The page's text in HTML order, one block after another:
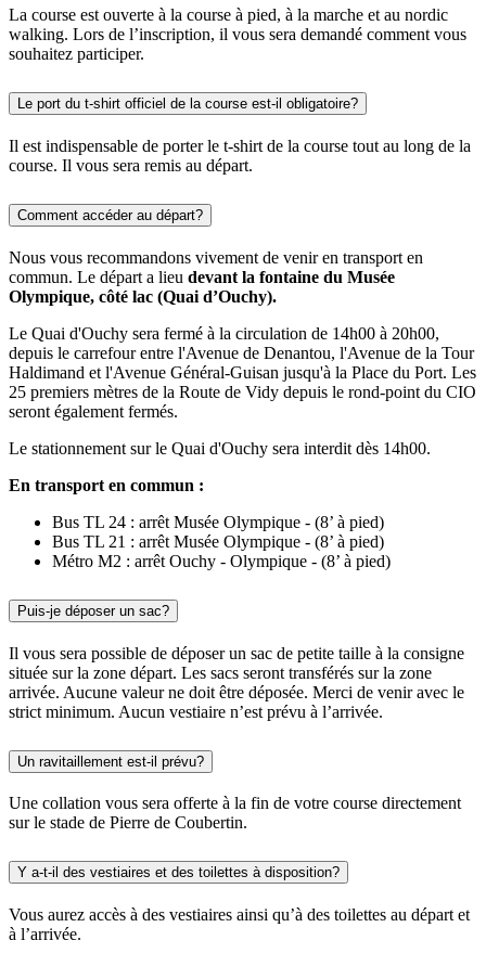
La course est ouverte à la course à pied, à la marche et au nordic
walking. Lors de l’inscription, il vous sera demandé comment vous
souhaitez participer.
Le port du t-shirt officiel de la course est-il obligatoire?
Il est indispensable de porter le t-shirt de la course tout au long de la
course. Il vous sera remis au départ.
Comment accéder au départ?
Nous vous recommandons vivement de venir en transport en
commun. Le départ a lieu devant la fontaine du Musée
Olympique, côté lac (Quai d’Ouchy).
Le Quai d'Ouchy sera fermé à la circulation de 14h00 à 20h00,
depuis le carrefour entre l'Avenue de Denantou, l'Avenue de la Tour
Haldimand et l'Avenue Général-Guisan jusqu'à la Place du Port. Les
25 premiers mètres de la Route de Vidy depuis le rond-point du CIO
seront également fermés.
Le stationnement sur le Quai d'Ouchy sera interdit dès 14h00.
En transport en commun :
Bus TL 24 : arrêt Musée Olympique - (8’ à pied)
Bus TL 21 : arrêt Musée Olympique - (8’ à pied)
Métro M2 : arrêt Ouchy - Olympique - (8’ à pied)
Puis-je déposer un sac?
Il vous sera possible de déposer un sac de petite taille à la consigne
située sur la zone départ. Les sacs seront transférés sur la zone
arrivée. Aucune valeur ne doit être déposée. Merci de venir avec le
strict minimum. Aucun vestiaire n’est prévu à l’arrivée.
Un ravitaillement est-il prévu?
Une collation vous sera offerte à la fin de votre course directement
sur le stade de Pierre de Coubertin.
Y a-t-il des vestiaires et des toilettes à disposition?
Vous aurez accès à des vestiaires ainsi qu’à des toilettes au départ et
à l’arrivée.